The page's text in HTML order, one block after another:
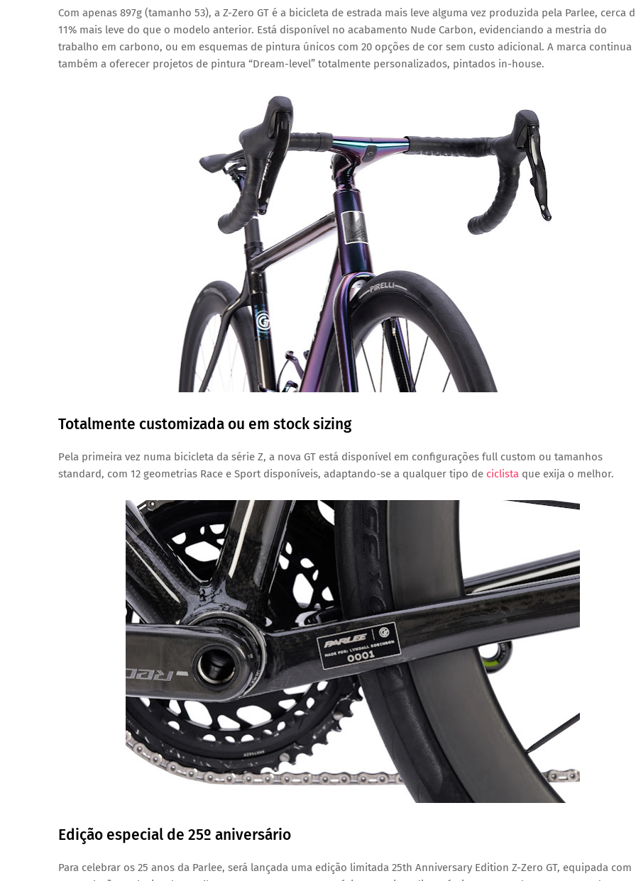
Com apenas 897g (tamanho 53), a Z-Zero GT é a bicicleta de estrada mais leve alguma vez produzida pela Parlee, cerca
11% mais leve do que o modelo anterior. Está disponível no acabamento Nude Carbon, evidenciando a mestria do
trabalho em carbono, ou em esquemas de pintura únicos com 20 opções de cor sem custo adicional. A marca continua
também a oferecer projetos de pintura “Dream-level” totalmente personalizados, pintados in-house.
Totalmente customizada ou em stock sizing
Pela primeira vez numa bicicleta da série Z, a nova GT está disponível em configurações full custom ou tamanhos
standard, com 12 geometrias Race e Sport disponíveis, adaptando-se a qualquer tipo de ciclista que exija o melhor.
Edição especial de 25º aniversário
Para celebrar os 25 anos da Parlee, será lançada uma edição limitada 25th Anniversary Edition Z-Zero GT, equipada com